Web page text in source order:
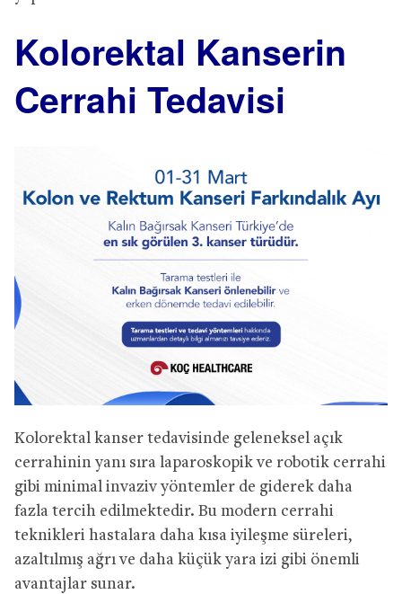
Kolorektal Kanserin
Cerrahi Tedavisi
Kolorektal kanser tedavisinde geleneksel açık
cerrahinin yanı sıra laparoskopik ve robotik cerrahi
gibi minimal invaziv yöntemler de giderek daha
fazla tercih edilmektedir. Bu modern cerrahi
teknikleri hastalara daha kısa iyileşme süreleri,
azaltılmış ağrı ve daha küçük yara izi gibi önemli
avantajlar sunar.